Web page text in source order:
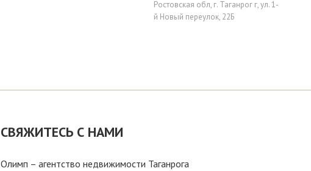
Ростовская обл, г. Таганрог г, ул. 1-
й Новый переулок, 22Б
СВЯЖИТЕСЬ С НАМИ
Олимп – агентство недвижимости Таганрога